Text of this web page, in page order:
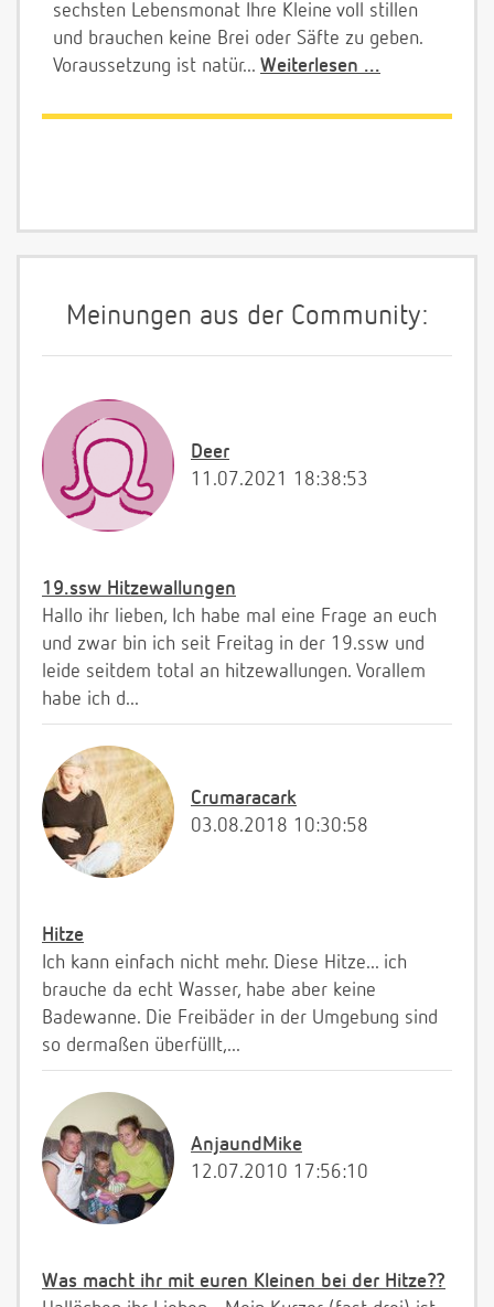
sechsten Lebensmonat Ihre Kleine voll stillen
und brauchen keine Brei oder Säfte zu geben.
Voraussetzung ist natür... Weiterlesen ...
Meinungen aus der Community:
Deer
11.07.2021 18:38:53
19.ssw Hitzewallungen
Hallo ihr lieben, Ich habe mal eine Frage an euch
und zwar bin ich seit Freitag in der 19.ssw und
leide seitdem total an hitzewallungen. Vorallem
habe ich d...
Crumaracark
03.08.2018 10:30:58
Hitze
Ich kann einfach nicht mehr. Diese Hitze... ich
brauche da echt Wasser, habe aber keine
Badewanne. Die Freibäder in der Umgebung sind
so dermaßen überfüllt,...
AnjaundMike
12.07.2010 17:56:10
Was macht ihr mit euren Kleinen bei der Hitze??